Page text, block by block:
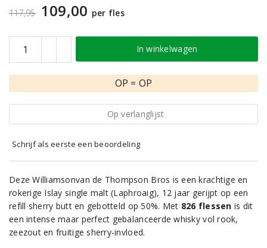
117,95 109,00 per fles
In winkelwagen
OP = OP
Op verlanglijst
Schrijf als eerste een beoordeling
Deze Williamsonvan de Thompson Bros is een krachtige en
rokerige Islay single malt (Laphroaig), 12 jaar gerijpt op een
refill sherry butt en gebotteld op 50%. Met 826 flessen is dit
een intense maar perfect gebalanceerde whisky vol rook,
zeezout en fruitige sherry-invloed.